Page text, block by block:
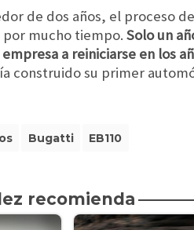
de dos años, el proceso
mucho tiempo. Solo un
a reiniciarse en los
construido su primer
Bugatti EB110
recomienda